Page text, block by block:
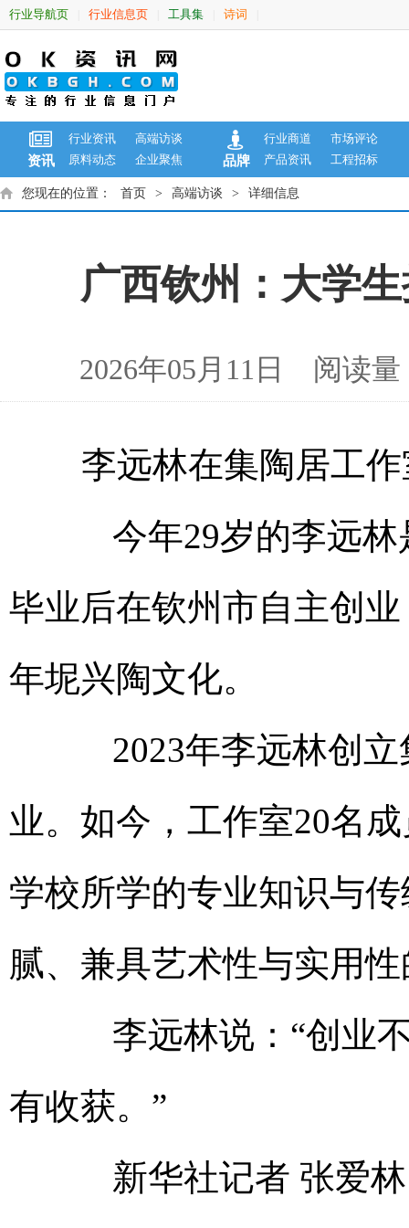
行业导航页 行业信息页 工具集 诗词
资讯
行业资讯
高端访谈
原料动态
企业聚焦 品牌
行业商道
市场评论
产品资讯
工程招标
您现在的位置： 首页 > 高端访谈 > 详细信息
广西钦州：大学
2026年05月11日 阅读
李远林在集陶居工
今年29岁的李远林
毕业后在钦州市自主创
年坭兴陶文化。
2023年李远林创立
业。如今，工作室20名
学校所学的专业知识与
腻、兼具艺术性与实用
李远林说：“创业不
有收获。”
新华社记者 张爱林